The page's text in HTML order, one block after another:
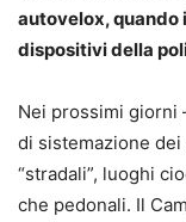
autovelox, quando
dispositivi della
Nei prossimi giorni
di sistemazione
“stradali”, luoghi
che pedonali. Il